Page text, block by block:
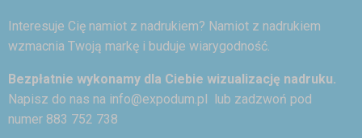
Interesuje Cię namiot z nadrukiem? Namiot z nadrukiem
wzmacnia Twoją markę i buduje wiarygodność.
Bezpłatnie wykonamy dla Ciebie wizualizację nadruku.
Napisz do nas na info@expodum.pl
lub zadzwoń pod
numer 883 752 738